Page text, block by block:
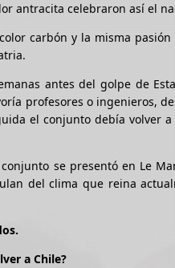
antracita celebraron así el
carbón y la misma
antes del golpe de
profesores o ingenieros,
el conjunto debía volver
se presentó en Le
del clima que reina
a Chile?